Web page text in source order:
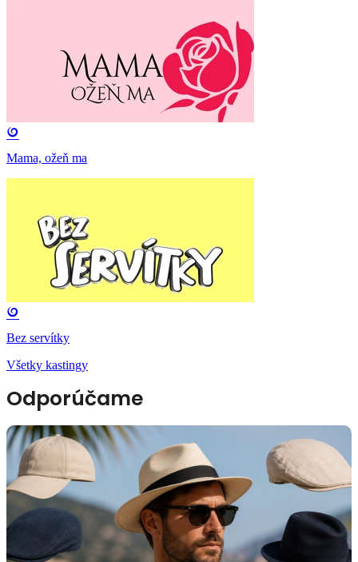
Mama, ožeň ma
Bez servítky
Všetky kastingy
Odporúčame